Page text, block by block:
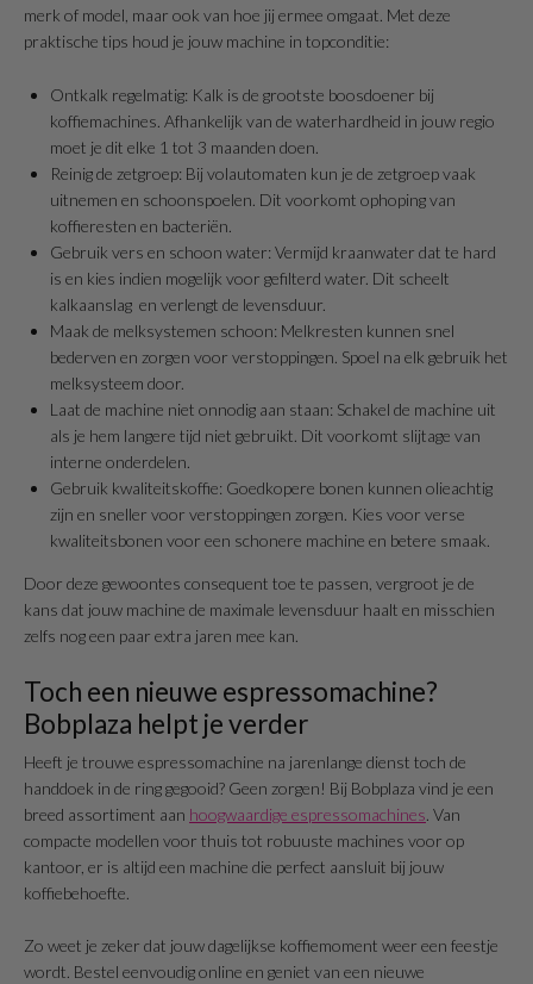
merk of model, maar ook van hoe jij ermee omgaat. Met deze
praktische tips houd je jouw machine in topconditie:
Ontkalk regelmatig: Kalk is de grootste boosdoener bij
koffiemachines. Afhankelijk van de waterhardheid in jouw regio
moet je dit elke 1 tot 3 maanden doen.
Reinig de zetgroep: Bij volautomaten kun je de zetgroep vaak
uitnemen en schoonspoelen. Dit voorkomt ophoping van
koffieresten en bacteriën.
Gebruik vers en schoon water: Vermijd kraanwater dat te hard
is en kies indien mogelijk voor gefilterd water. Dit scheelt
kalkaanslag en verlengt de levensduur.
Maak de melksystemen schoon: Melkresten kunnen snel
bederven en zorgen voor verstoppingen. Spoel na elk gebruik het
melksysteem door.
Laat de machine niet onnodig aan staan: Schakel de machine uit
als je hem langere tijd niet gebruikt. Dit voorkomt slijtage van
interne onderdelen.
Gebruik kwaliteitskoffie: Goedkopere bonen kunnen olieachtig
zijn en sneller voor verstoppingen zorgen. Kies voor verse
kwaliteitsbonen voor een schonere machine en betere smaak.
Door deze gewoontes consequent toe te passen, vergroot je de
kans dat jouw machine de maximale levensduur haalt en misschien
zelfs nog een paar extra jaren mee kan.
Toch een nieuwe espressomachine?
Bobplaza helpt je verder
Heeft je trouwe espressomachine na jarenlange dienst toch de
handdoek in de ring gegooid? Geen zorgen! Bij Bobplaza vind je een
breed assortiment aan hoogwaardige espressomachines . Van
compacte modellen voor thuis tot robuuste machines voor op
kantoor, er is altijd een machine die perfect aansluit bij jouw
koffiebehoefte.
Zo weet je zeker dat jouw dagelijkse koffiemoment weer een feestje
wordt. Bestel eenvoudig online en geniet van een nieuwe